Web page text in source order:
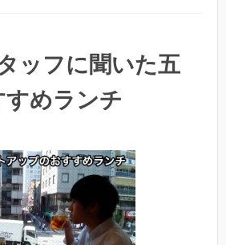
ッフに聞いた五
すめランチ